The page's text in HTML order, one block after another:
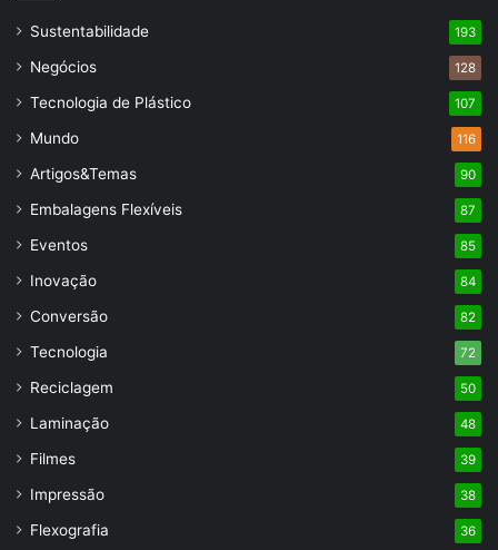
Sustentabilidade 193
Negócios 128
Tecnologia de Plástico 107
Mundo 116
Artigos&Temas 90
Embalagens Flexíveis 87
Eventos 85
Inovação 84
Conversão 82
Tecnologia 72
Reciclagem 50
Laminação 48
Filmes 39
Impressão 38
Flexografia 36